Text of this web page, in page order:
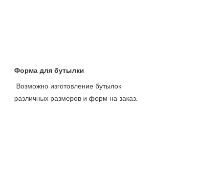
Форма для бутылки
Возможно изготовление бутылок
различных размеров и форм на заказ.